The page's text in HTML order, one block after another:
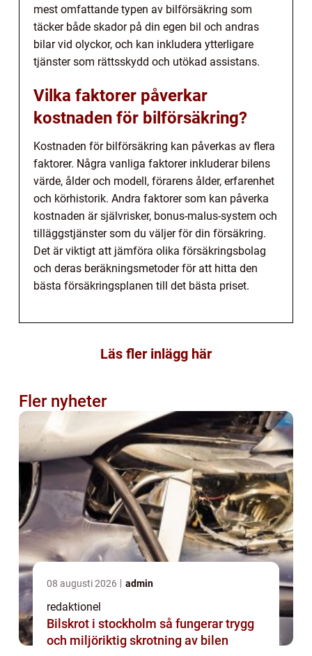
mest omfattande typen av bilförsäkring som
täcker både skador på din egen bil och andras
bilar vid olyckor, och kan inkludera ytterligare
tjänster som rättsskydd och utökad assistans.
Vilka faktorer påverkar
kostnaden för bilförsäkring?
Kostnaden för bilförsäkring kan påverkas av flera
faktorer. Några vanliga faktorer inkluderar bilens
värde, ålder och modell, förarens ålder, erfarenhet
och körhistorik. Andra faktorer som kan påverka
kostnaden är självrisker, bonus-malus-system och
tilläggstjänster som du väljer för din försäkring.
Det är viktigt att jämföra olika försäkringsbolag
och deras beräkningsmetoder för att hitta den
bästa försäkringsplanen till det bästa priset.
Läs fler inlägg här
Fler nyheter
08 augusti 2026 admin
redaktionel
Bilskrot i stockholm så fungerar trygg
och miljöriktig skrotning av bilen